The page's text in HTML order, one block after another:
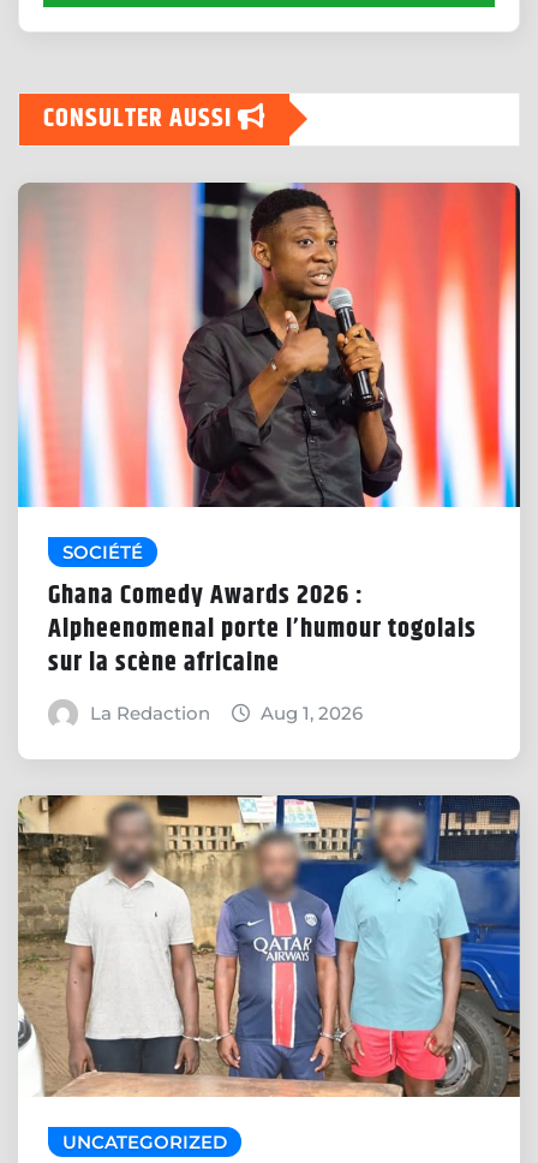
CONSULTER AUSSI
SOCIÉTÉ
Ghana Comedy Awards 2026 :
Alpheenomenal porte l’humour togolais
sur la scène africaine
La Redaction Aug 1, 2026
UNCATEGORIZED